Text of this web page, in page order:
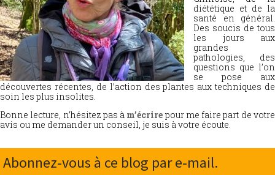
diététique et de la
santé en général.
Des soucis de tous
les jours aux
grandes
pathologies, des
questions que l’on
se pose aux
découvertes récentes, de l’action des plantes aux techniques de
soin les plus insolites.
Bonne lecture, n’hésitez pas à m’écrire pour me faire part de votre
avis ou me demander un conseil, je suis à votre écoute.
Abonnez-vous à ce blog par e-mail.